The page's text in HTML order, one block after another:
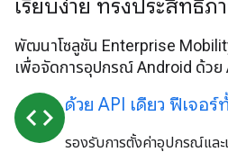
เรียบง่าย ทรงประสิทธิ
พัฒนาโซลูชัน Enterprise
เพื่อจัดการอุปกรณ์ Android ด้วย
code ด้วย API เดียว ฟีเจอร์
รองรับการตั้งค่าอุปกรณ์และ